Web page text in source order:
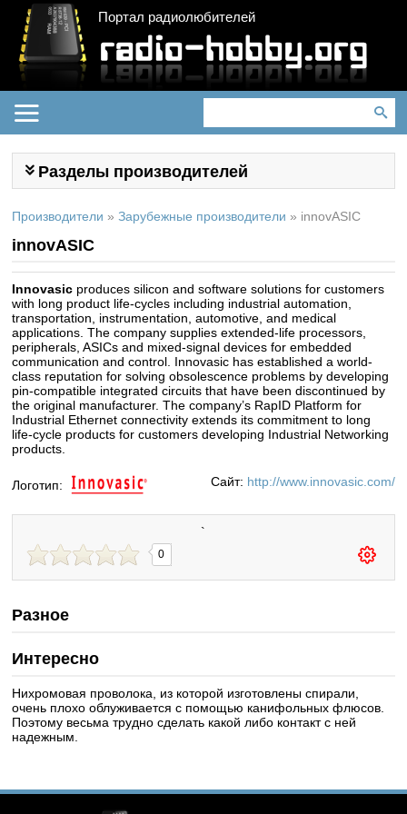
Портал радиолюбителей
Разделы производителей
Производители » Зарубежные производители » innovASIC
innovASIC
Innovasic produces silicon and software solutions for customers
with long product life-cycles including industrial automation,
transportation, instrumentation, automotive, and medical
applications. The company supplies extended-life processors,
peripherals, ASICs and mixed-signal devices for embedded
communication and control. Innovasic has established a world-
class reputation for solving obsolescence problems by developing
pin-compatible integrated circuits that have been discontinued by
the original manufacturer. The company’s RapID Platform for
Industrial Ethernet connectivity extends its commitment to long
life-cycle products for customers developing Industrial Networking
products.
Логотип: Сайт: http://www.innovasic.com/
`
0
Разное
Интересно
Нихромовая проволока, из которой изготовлены спирали,
очень плохо облуживается с помощью канифольных флюсов.
Поэтому весьма трудно сделать какой либо контакт с ней
надежным.